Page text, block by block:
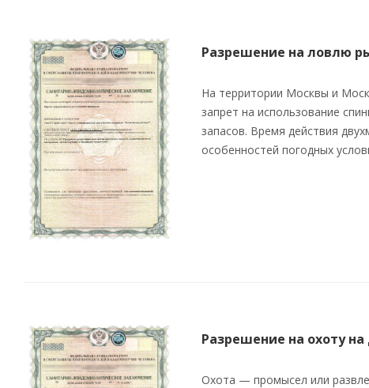
Разрешение на ловлю
На территории Москвы и
запрет на использование
запасов. Время действия
особенностей погодных
Разрешение на охоту
Охота — промысел или